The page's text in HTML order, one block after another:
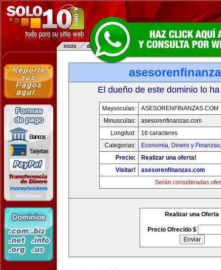
El dueño de este dominio lo
Mayusculas:
ASESORENFINANZAS.COM
Minusculas:
asesorenfinanzas.com
Longitud:
16 caracteres
Categorias:
Economia, Dinero y Finanzas
Precio:
Realizar una oferta!
Visitar!
asesorenfinanzas.com
Serán consideradas
Realizar una Oferta
Precio Ofrecido $